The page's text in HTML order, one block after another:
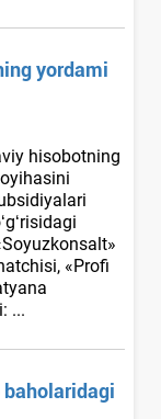
yordami
hisobotning
«Profi
...
baholaridagi